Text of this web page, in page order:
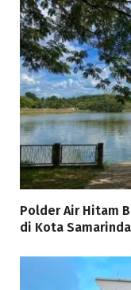
Polder Air Hitam
di Kota Samarinda